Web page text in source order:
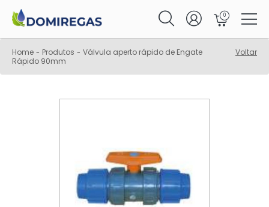
0
Home - Produtos - Válvula aperto rápido de Engate
Rápido 90mm
Voltar